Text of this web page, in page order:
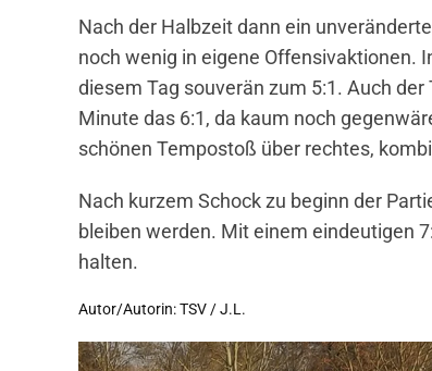
Nach der Halbzeit dann ein
noch wenig in eigene Offensivaktionen.
diesem Tag souverän zum 5:1. Auch
Minute das 6:1, da kaum noch
schönen Tempostoß über rechtes,
Nach kurzem Schock zu beginn der
bleiben werden. Mit einem eindeutigen
halten.
Autor/Autorin: TSV / J.L.